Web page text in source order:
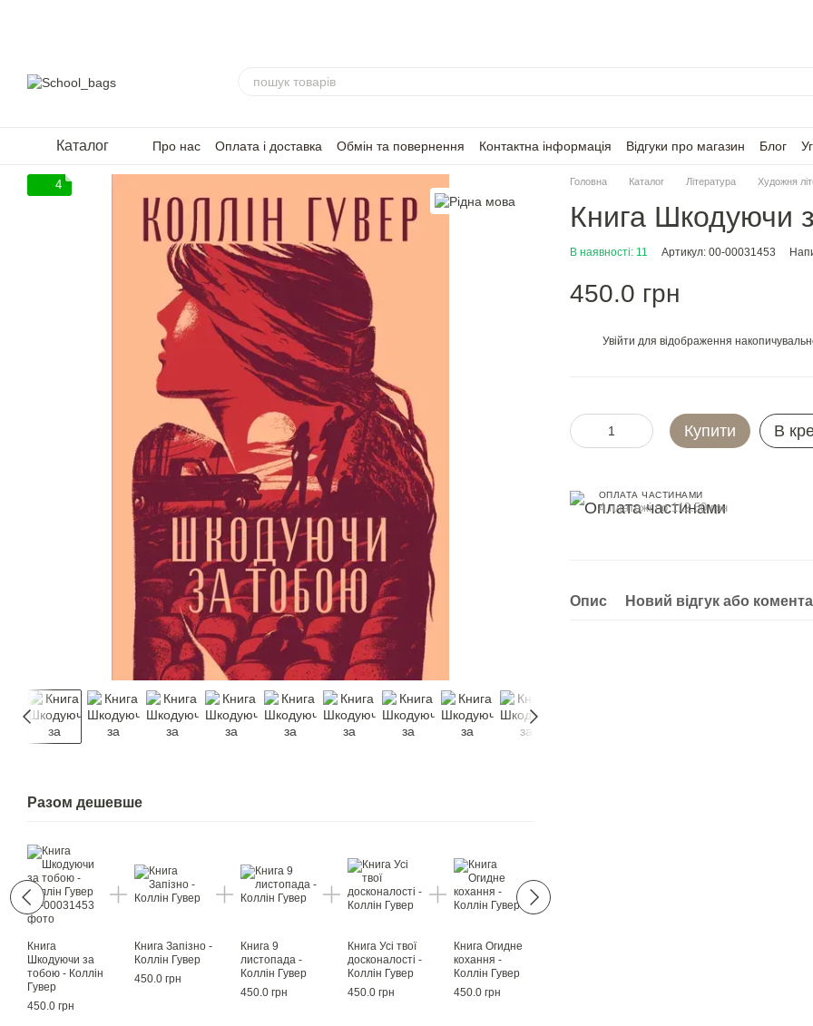
Каталог Про нас Оплата і доставка Обмін та повернення Контактна інформація Відгуки про магазин Блог
4
Разом дешевше
Книга
Шкодуючи за
тобою - Коллін
Гувер
450.0 грн
Книга Запізно -
Коллін Гувер
450.0 грн
Книга 9
листопада -
Коллін Гувер
450.0 грн
Книга Усі твої
досконалості -
Коллін Гувер
450.0 грн
Книга Огидне
кохання -
Коллін Гувер
450.0 грн
Головна Каталог Література Художня
Книга Шкодуючи
В наявності: 11 Артикул: 00-00031453
450.0 грн
Увійти для відображення
Купити В
ОПЛАТА ЧАСТИНАМИ
4 платежі по 112.50 грн
Опис Новий відгук або